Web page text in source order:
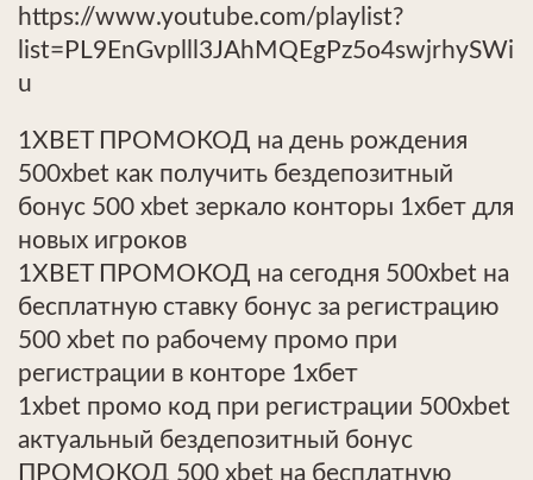
https://www.youtube.com/playlist?
list=PL9EnGvplll3JAhMQEgPz5o4swjrhySWi
u
1XBET ПРОМОКОД на день рождения
500xbet как получить бездепозитный
бонус 500 xbet зеркало конторы 1хбет для
новых игроков
1XBET ПРОМОКОД на сегодня 500xbet на
бесплатную ставку бонус за регистрацию
500 xbet по рабочему промо при
регистрации в конторе 1хбет
1xbet промо код при регистрации 500xbet
актуальный бездепозитный бонус
ПРОМОКОД 500 xbet на бесплатную